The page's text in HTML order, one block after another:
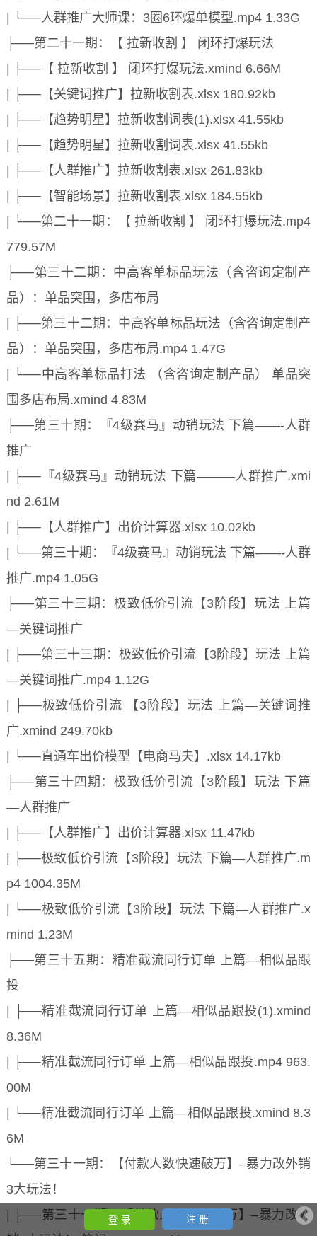
| └──人群推广大师课：3圈6环爆单模型.mp4 1.33G
├──第二十一期：【 拉新收割 】 闭环打爆玩法
| ├──【 拉新收割 】 闭环打爆玩法.xmind 6.66M
| ├──【关键词推广】拉新收割表.xlsx 180.92kb
| ├──【趋势明星】拉新收割词表(1).xlsx 41.55kb
| ├──【趋势明星】拉新收割词表.xlsx 41.55kb
| ├──【人群推广】拉新收割表.xlsx 261.83kb
| ├──【智能场景】拉新收割表.xlsx 184.55kb
| └──第二十一期：【 拉新收割 】 闭环打爆玩法.mp4
779.57M
├──第三十二期：中高客单标品玩法（含咨询定制产
品）：单品突围，多店布局
| ├──第三十二期：中高客单标品玩法（含咨询定制产
品）：单品突围，多店布局.mp4 1.47G
| └──中高客单标品打法 （含咨询定制产品） 单品突
围多店布局.xmind 4.83M
├──第三十期：『4级赛马』动销玩法 下篇——-人群
推广
| ├──『4级赛马』动销玩法 下篇———人群推广.xmi
nd 2.61M
| ├──【人群推广】出价计算器.xlsx 10.02kb
| └──第三十期：『4级赛马』动销玩法 下篇——-人群
推广.mp4 1.05G
├──第三十三期：极致低价引流【3阶段】玩法 上篇
—关键词推广
| ├──第三十三期：极致低价引流【3阶段】玩法 上篇
—关键词推广.mp4 1.12G
| ├──极致低价引流 【3阶段】玩法 上篇—关键词推
广.xmind 249.70kb
| └──直通车出价模型【电商马夫】.xlsx 14.17kb
├──第三十四期：极致低价引流【3阶段】玩法 下篇
—人群推广
| ├──【人群推广】出价计算器.xlsx 11.47kb
| ├──极致低价引流【3阶段】玩法 下篇—人群推广.m
p4 1004.35M
| └──极致低价引流【3阶段】玩法 下篇—人群推广.x
mind 1.23M
├──第三十五期：精准截流同行订单 上篇—相似品跟
投
| ├──精准截流同行订单 上篇—相似品跟投(1).xmind
8.36M
| ├──精准截流同行订单 上篇—相似品跟投.mp4 963.
00M
| └──精准截流同行订单 上篇—相似品跟投.xmind 8.3
6M
└──第三十一期：【付款人数快速破万】–暴力改外销
3大玩法！
| ├──第三十一期：【付款人数快速破万】–暴力改外
登 录 注 册